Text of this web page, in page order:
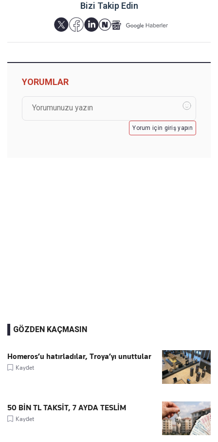
Bizi Takip Edin
YORUMLAR
Yorum için giriş yapın
GÖZDEN KAÇMASIN
Homeros’u hatırladılar, Troya’yı unuttular
Kaydet
50 BİN TL TAKSİT, 7 AYDA TESLİM
Kaydet